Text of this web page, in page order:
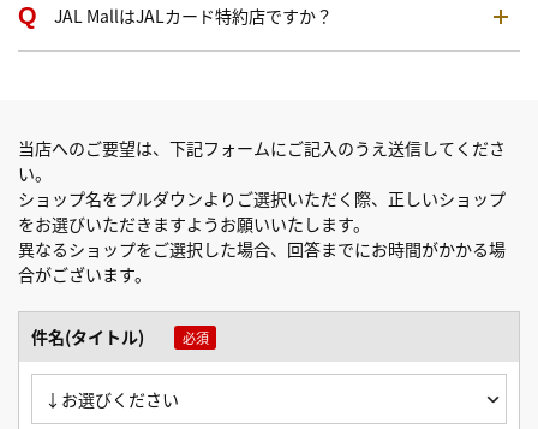
JAL MallはJALカード特約店ですか？
当店へのご要望は、下記フォームにご記入のうえ送信してくださ
い。
ショップ名をプルダウンよりご選択いただく際、正しいショップ
をお選びいただきますようお願いいたします。
異なるショップをご選択した場合、回答までにお時間がかかる場
合がございます。
件名(タイトル)